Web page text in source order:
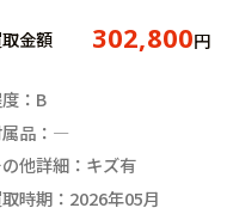
金額 302,800円
：B
品：―
他詳細：キズ有
取時期：2026年05月